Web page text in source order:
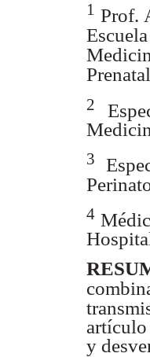
1 Prof.
2
3
4
artículo
y